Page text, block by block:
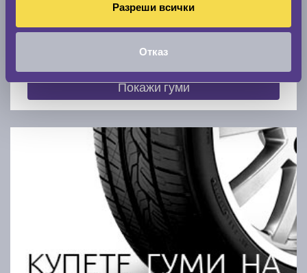
Разреши всички
Отказ
Модел
Покажи гуми